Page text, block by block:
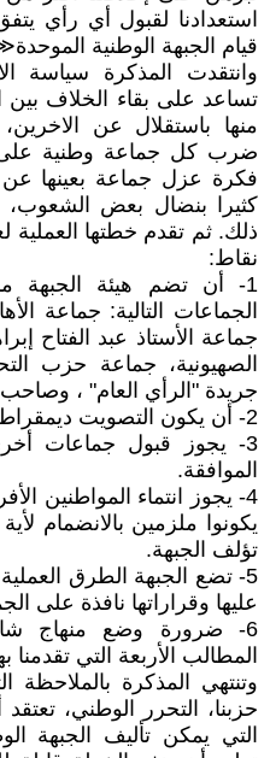
استعدادنا لقبول أي رأي
قيام الجبهة الوطنية
وانتقدت المذكرة سياسة
تساعد على بقاء الخلاف
منها باستقلال عن
ضرب كل جماعة وطنية على
فكرة عزل جماعة بعينها
كثيرا بنضال بعض
ذلك. ثم تقدم خطتها
نقاط:
1- أن تضم هيئة الجبهة
الجماعات التالية: جماعة
جماعة الأستاذ عبد الفتاح
الصهيونية، جماعة حزب
جريدة "الرأي العام" ،
2- أن يكون التصويت ديمقراطيا، أي بالأكثرية المطلقة.
3- يجوز قبول جماعات
الموافقة.
4- يجوز انتماء المواطنين
يكونوا ملزمين بالانضمام
تؤلف الجبهة.
5- تضع الجبهة الطرق
عليها وقراراتها نافذة على
6- ضرورة وضع منهاج
المطالب الأربعة التي تقدمنا
وتنتهي المذكرة
حزبنا، التحرر الوطني،
التي يمكن تأليف الجبهة